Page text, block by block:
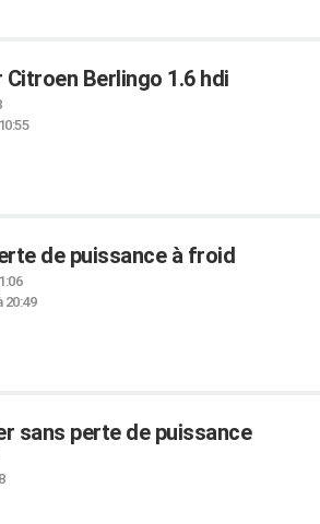
Berlingo 1.6 hdi
de puissance à froid
20:49
sans perte de puissance